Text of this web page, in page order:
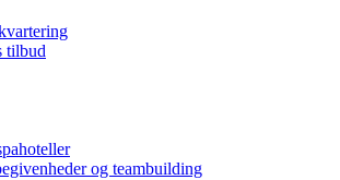
tilbud
og teambuilding